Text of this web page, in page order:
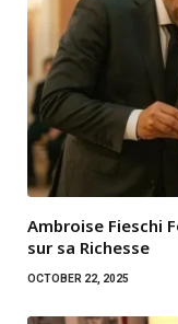
Ambroise Fieschi
sur sa Richesse
OCTOBER 22, 2025